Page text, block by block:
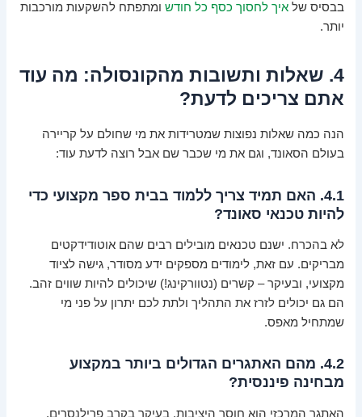
בבסיס שלאיך לחסוך כסף כל חודש ומתפתח להשקעות מורכבות
יותר.
4. שאלות ותשובות מהקונסולה: מה עוד
אתם צריכים לדעת?
הנה כמה שאלות נפוצות שמטרידות את מי שחולם על קריירה
בעולם הסאונד, וגם את מי שכבר שם אבל רוצה לדעת עוד:
4.1. האם תמיד צריך ללמוד בבית ספר מקצועי כדי
להיות טכנאי סאונד?
לא בהכרח. ישנם טכנאים מובילים רבים שהם אוטודידקטים
מבריקים. עם זאת, לימודים מספקים ידע מסודר, גישה לציוד
מקצועי, ובעיקר – קשרים (נטוורקינג!) שיכולים להיות שווים זהב.
הם גם יכולים לזרז את התהליך ולתת לכם יתרון על פני מי
שמתחיל מאפס.
4.2. מהם האתגרים הגדולים ביותר במקצוע
מבחינה פיננסית?
האתגר המרכזי הוא חוסר היציבות, בעיקר בקרב פרילנסרים.